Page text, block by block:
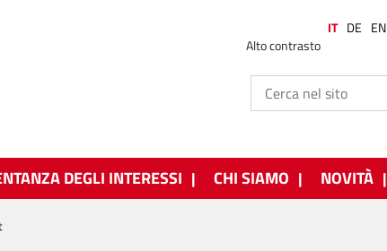
Alto contrasto
IT DE EN
DEGLI INTERESSI CHI SIAMO NOVITÀ